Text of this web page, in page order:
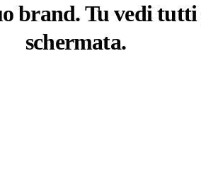
brand. Tu vedi
schermata.